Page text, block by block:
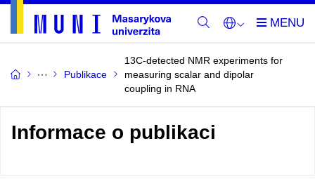
Publikace
13C-detected NMR experiments for
measuring scalar and dipolar
coupling in RNA
Informace o publikaci